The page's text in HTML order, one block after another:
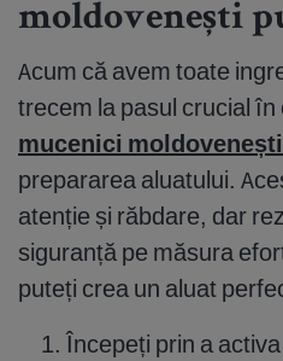
moldovenești
Acum că avem toate
trecem la pasul crucial
mucenici
prepararea aluatului.
atenție și răbdare, dar
siguranță pe măsura
puteți crea un aluat
Începeți prin a